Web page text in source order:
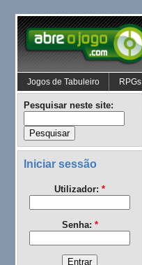
Jogos de Tabuleiro RPGs
Pesquisar neste site:
Iniciar sessão
Utilizador: *
Senha: *